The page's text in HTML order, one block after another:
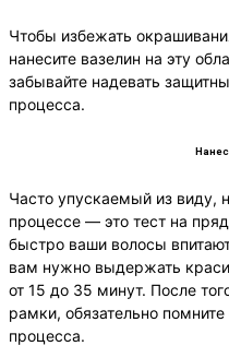
Чтобы избежать
нанесите вазелин на эту
забывайте надевать
процесса.
Часто упускаемый из виду,
процессе — это тест на
быстро ваши волосы
вам нужно выдержать
от 15 до 35 минут. После
рамки, обязательно
процесса.